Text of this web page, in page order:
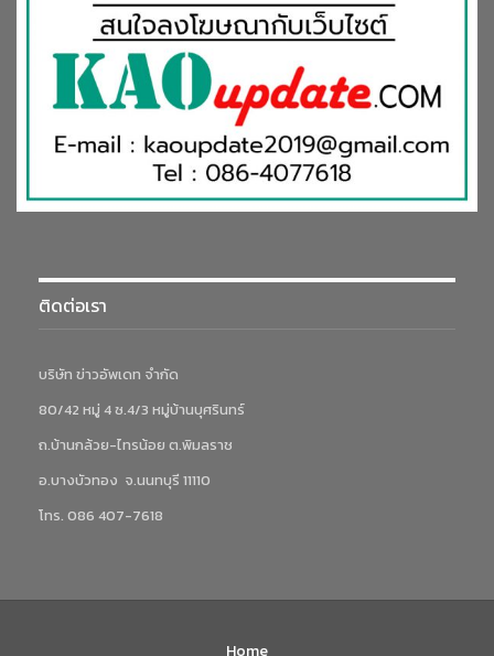
ติดต่อเรา
บริษัท ข่าวอัพเดท จำกัด
80/42 หมู่ 4 ซ.4/3 หมู่บ้านบุศรินทร์
ถ.บ้านกล้วย-ไทรน้อย ต.พิมลราช
อ.บางบัวทอง จ.นนทบุรี 11110
โทร. 086 407-7618